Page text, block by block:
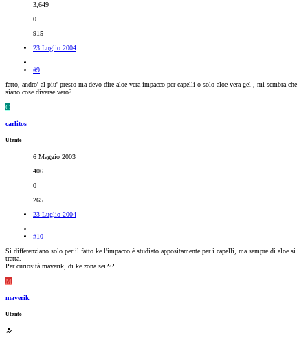
3,649
0
915
23 Luglio 2004
#9
fatto, andro' al piu' presto ma devo dire aloe vera impacco per capelli o solo aloe vera gel , mi sembra che
siano cose diverse vero?
C
carlitos
Utente
6 Maggio 2003
406
0
265
23 Luglio 2004
#10
Si differenziano solo per il fatto ke l'impacco è studiato appositamente per i capelli, ma sempre di aloe si
tratta.
Per curiosità maverik, di ke zona sei???
M
maverik
Utente